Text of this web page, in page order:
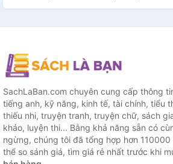
SachLaBan.com chuyên cung cấp thông
tiếng anh, kỹ năng, kinh tế, tài chính, tiểu
thiếu nhi, truyện tranh, truyện chữ, sách
khảo, luyện thi... Bằng khả năng sẵn có
ngừng, chúng tôi đã tổng hợp hơn
thể so sánh giá, tìm giá rẻ nhất trước khi